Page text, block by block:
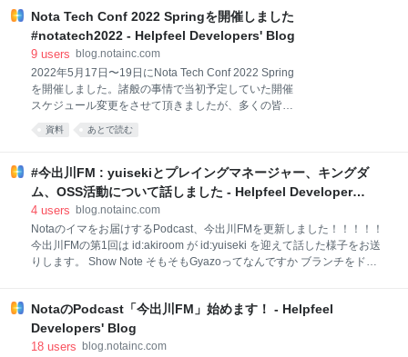
今出川FM by Nota • A podcast on Anchor Spotify: 今出川FM by Nota |
Podcast on Spotify Apple Podcasts: ‎今出川FM by Nota on Apple
Podcasts Google Podcats: 今出川FM by Nota
Nota Tech Conf 2022 Springを開催しました
#notatech2022 - Helpfeel Developers' Blog
9 users blog.notainc.com
2022年5月17日〜19日にNota Tech Conf 2022 Spring
を開催しました。諸般の事情で当初予定していた開催
スケジュール変更をさせて頂きましたが、多くの皆さ
んにご参加・ご視聴頂きありがとうございました。 こ
の開催報告エントリーでは改めて3日間の演目とアー
2022 Springについて Day 1 Notaのプロダクトビジョ
ンと事業成長(CEO 洛西一周) グラデーションを許容す
るフロントエンド(ツール)生存戦略(Pasta-K) Gyazo と
うためにやったこと(hata) 関連ページリストが広がっ
てきた(shokai) トークセッション: CTO&PMPO対談(増
井俊之 / yuiseki / daiiz / shokai) Day 2
資料 あとで読む
#今出川FM : yuisekiとプレイングマネージャー、キングダ
ム、OSS活動について話しました - Helpfeel Developers'
Blog
4 users blog.notainc.com
Notaのイマをお届けするPodcast、今出川FMを更新しました！！！！！
今出川FMの第1回は id:akiroom が id:yuiseki を迎えて話した様子をお送
りします。 Show Note そもそもGyazoってなんですか ブランチをドン
コントリビューションしていた お知らせ Nota Tech Conf 2022 Springを
4月26日〜28日に開催します。以下の公式サイトより事前申し込みをお
願いします！ 収録後記 by id:Pasta-K 今回はGyazoのプロジェクトマネ
NotaのPodcast「今出川FM」始めます！ - Helpfeel
Developers' Blog
18 users blog.notainc.com